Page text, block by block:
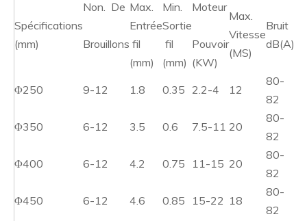
Spécifications
(mm)
Non. De
Brouillons
Max.
Entrée
fil
(mm)
Min.
Sortie
fil
(mm)
Moteur
Pouvoir
(KW)
Max.
Vitesse
(MS)
Bruit
dB(A)
Φ250 9-12 1.8 0.35 2.2-4 12
80-
82
Φ350
6-12 3.5 0.6 7.5-11 20
80-
82
Φ400
6-12 4.2 0.75 11-15 20
80-
82
Φ450
6-12 4.6 0.85 15-22 18
80-
82